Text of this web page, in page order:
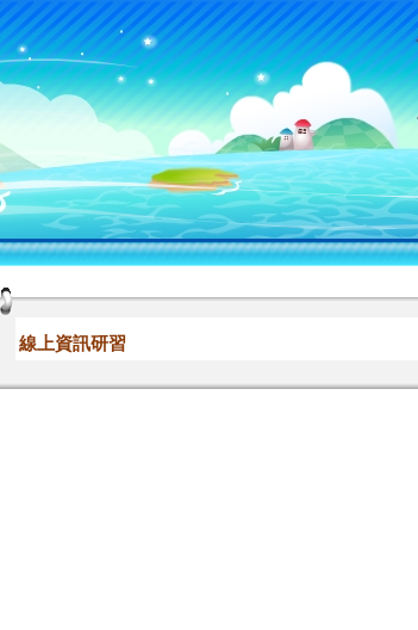
線上資訊研習